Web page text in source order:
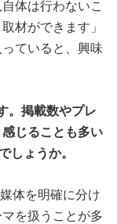
体は行わないこ
材ができます」
ていると、興味
。掲載数やプレ
じることも多い
しょうか。
体を明確に分け
を扱うことが多